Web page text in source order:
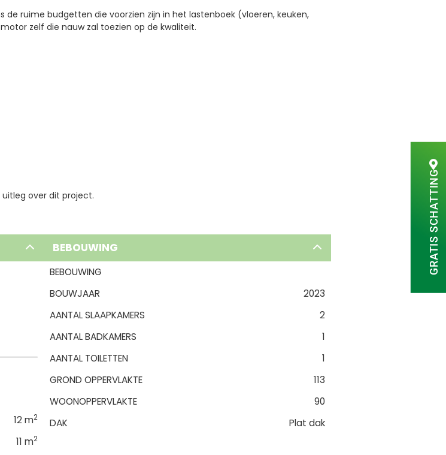
GRATIS SCHATTING
de ruime budgetten die voorzien zijn in het lastenboek (vloeren, keuken,
zelf die nauw zal toezien op de kwaliteit.
over dit project.
12 m2
11 m2
BEBOUWING
BEBOUWING
BOUWJAAR
2023
AANTAL SLAAPKAMERS
2
AANTAL BADKAMERS
1
AANTAL TOILETTEN
1
GROND OPPERVLAKTE
113
WOONOPPERVLAKTE
90
DAK
Plat dak